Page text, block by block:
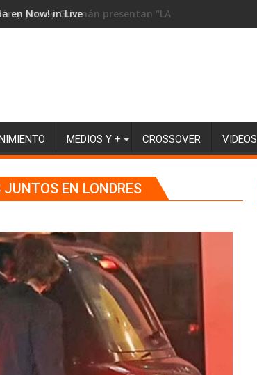
en Now! in Live
MEDIOS Y + CROSSOVER VIDEOS
EN LONDRES